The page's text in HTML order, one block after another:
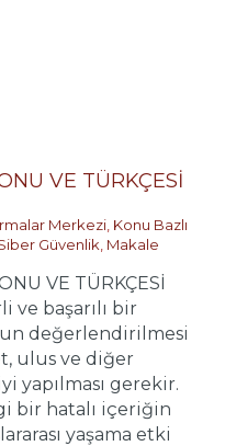
VE TÜRKÇESİ
Merkezi Konu Bazlı
Güvenlik Makale
VE TÜRKÇESİ
ve başarılı bir
değerlendirilmesi
ulus ve diğer
yapılması gerekir.
bir hatalı içeriğin
yaşama etki